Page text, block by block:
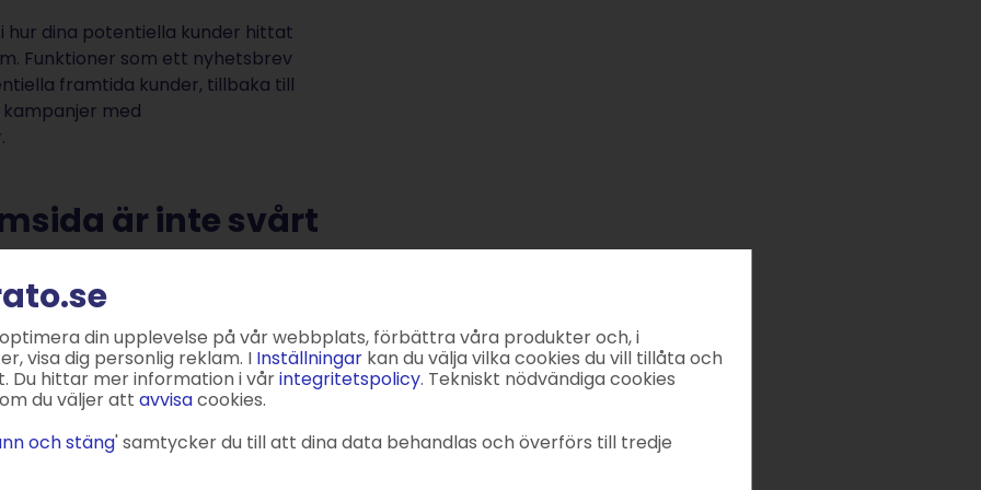
hur dina potentiella kunder hittat
Funktioner som ett nyhetsbrev
framtida kunder, tillbaka till
med
är inte svårt
egen hemsida på grund av för
andas ut: STRATO hjälper dig
exempel medsitebuilder
eller
paketsom du kan
Eller så väljer du helt
för att skapa och ladda upp
CMS.
billiga och nybörjarvänliga. Du
din upplevelse på vår webbplats, förbättra våra produkter och, i
visa dig personlig reklam. I Inställningarkan du välja vilka cookies du vill tillåta och
Du hittar mer information i vårintegritetspolicy. Tekniskt nödvändiga cookies
du väljer att avvisacookies.
och stäng' samtycker du till att dina data behandlas och överförs till tredje